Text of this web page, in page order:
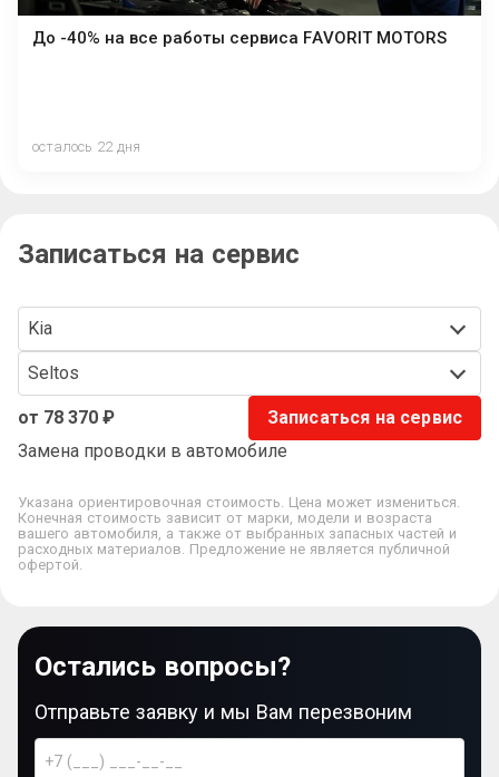
До -40% на все работы сервиса FAVORIT MOTORS
осталось 22 дня
Записаться на сервис
Kia
Seltos
Замена проводки в автомобиле
от 78 370 ₽ Записаться на сервис
Указана ориентировочная стоимость. Цена может измениться.
Конечная стоимость зависит от марки, модели и возраста
вашего автомобиля, а также от выбранных запасных частей и
расходных материалов. Предложение не является публичной
офертой.
Остались вопросы?
Отправьте заявку и мы Вам перезвоним